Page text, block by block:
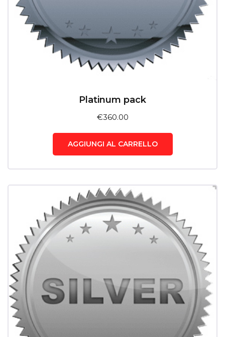
Platinum pack
€360.00
AGGIUNGI AL CARRELLO